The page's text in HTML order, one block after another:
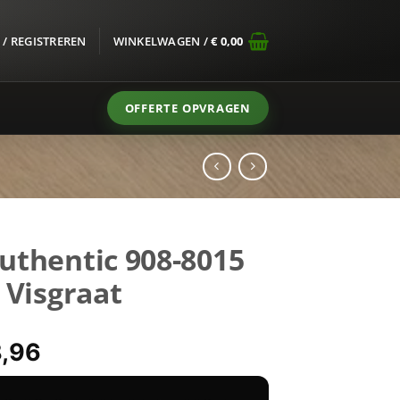
REGISTREREN WINKELWAGEN /€0,00
OFFERTE OPVRAGEN
908-8015
Visgraat
Huidige
prijs